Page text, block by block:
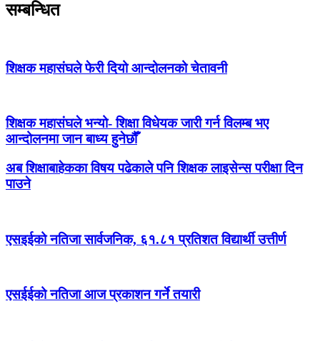
सम्बन्धित
शिक्षक महासंघले फेरी दियो आन्दोलनको चेतावनी
शिक्षक महासंघले भन्यो- शिक्षा विधेयक जारी गर्न विलम्ब भए
आन्दोलनमा जान बाध्य हुनेछौँ
अब शिक्षाबाहेकका विषय पढेकाले पनि शिक्षक लाइसेन्स परीक्षा दिन
पाउने
एसइईको नतिजा सार्वजनिक, ६१.८१ प्रतिशत विद्यार्थी उत्तीर्ण
एसईईको नतिजा आज प्रकाशन गर्ने तयारी